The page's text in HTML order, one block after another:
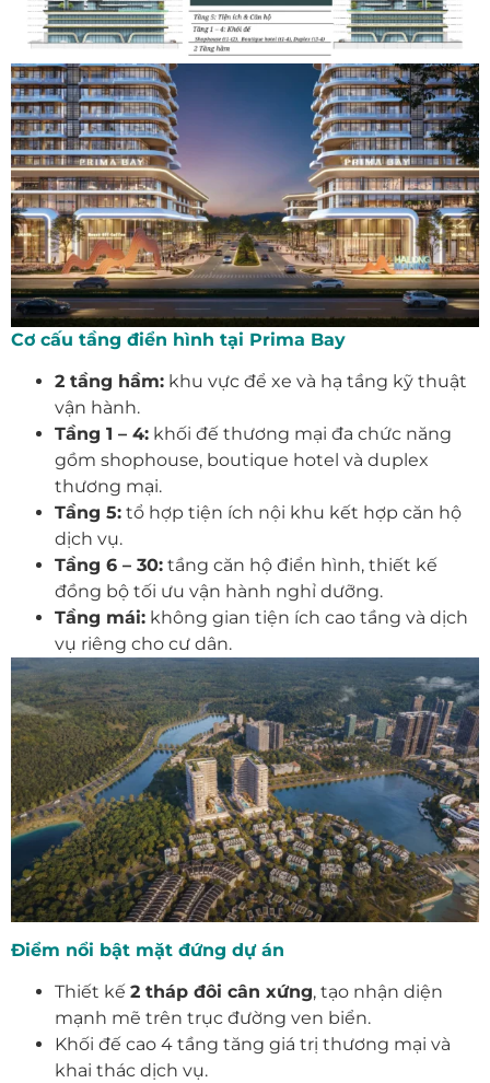
Cơ cấu tầng điển hình tại Prima Bay
2 tầng hầm: khu vực để xe và hạ tầng kỹ thuật
vận hành.
Tầng 1 – 4: khối đế thương mại đa chức năng
gồm shophouse, boutique hotel và duplex
thương mại.
Tầng 5: tổ hợp tiện ích nội khu kết hợp căn hộ
dịch vụ.
Tầng 6 – 30: tầng căn hộ điển hình, thiết kế
đồng bộ tối ưu vận hành nghỉ dưỡng.
Tầng mái: không gian tiện ích cao tầng và dịch
vụ riêng cho cư dân.
Điểm nổi bật mặt đứng dự án
Thiết kế 2 tháp đôi cân xứng, tạo nhận diện
mạnh mẽ trên trục đường ven biển.
Khối đế cao 4 tầng tăng giá trị thương mại và
khai thác dịch vụ.